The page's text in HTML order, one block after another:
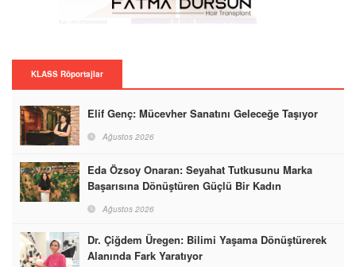
KLASS Röportajlar
Elif Genç: Mücevher Sanatını Geleceğe Taşıyor
Ağustos 2026
Eda Özsoy Onaran: Seyahat Tutkusunu Marka
Başarısına Dönüştüren Güçlü Bir Kadın
Ağustos 2026
Dr. Çiğdem Üregen: Bilimi Yaşama Dönüştürerek
Alanında Fark Yaratıyor